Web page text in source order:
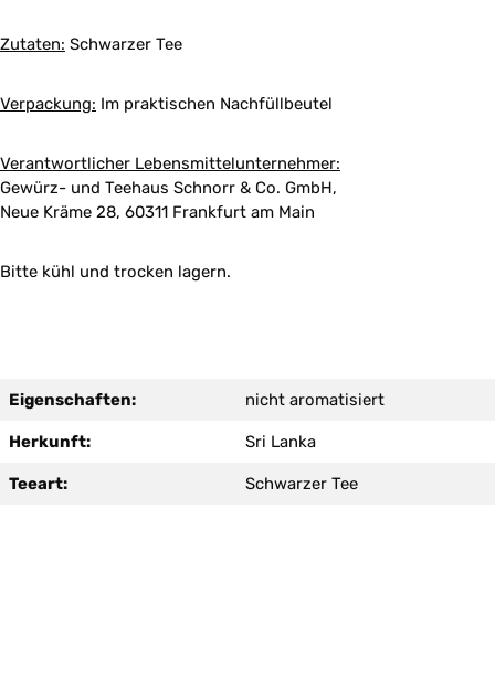
Zutaten: Schwarzer Tee
Verpackung: Im praktischen Nachfüllbeutel
Verantwortlicher Lebensmittelunternehmer:
Gewürz- und Teehaus Schnorr & Co. GmbH,
Neue Kräme 28, 60311 Frankfurt am Main
Bitte kühl und trocken lagern.
Eigenschaften: nicht aromatisiert
Herkunft: Sri Lanka
Teeart: Schwarzer Tee